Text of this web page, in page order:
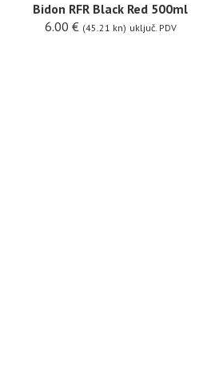
Bidon RFR Black Red 500ml
6.00 € (45.21 kn) uključ. PDV